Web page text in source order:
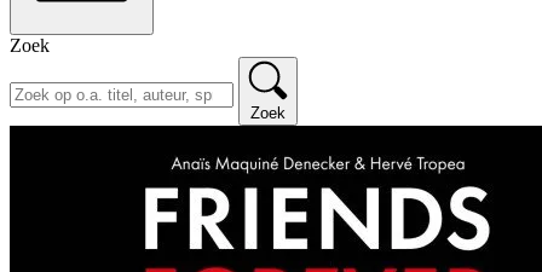
Zoek
Zoek